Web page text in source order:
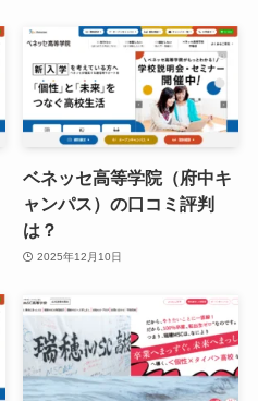
ベネッセ高等学院（府中キ
ャンパス）の口コミ評判
は？
2025年12月10日